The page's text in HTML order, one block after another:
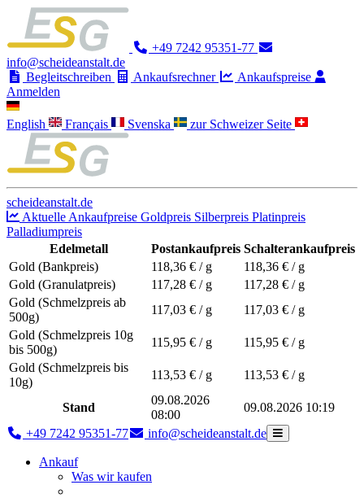
+49 7242 95351-77
info@scheideanstalt.de
Begleitschreiben
Ankaufsrechner
Ankaufspreise
Anmelden
English Français Svenska zur Schweizer Seite
scheideanstalt.de
Aktuelle Ankaufpreise Goldpreis Silberpreis Platinpreis
Palladiumpreis
Edelmetall
Postankaufpreis Schalterankaufpreis
Gold (Bankpreis)
118,36 € / g 118,36 € / g
Gold (Granulatpreis)
117,28 € / g 117,28 € / g
Gold (Schmelzpreis ab
500g)
117,03 € / g 117,03 € / g
Gold (Schmelzpreis 10g
bis 500g)
115,95 € / g 115,95 € / g
Gold (Schmelzpreis bis
10g)
113,53 € / g 113,53 € / g
Stand
09.08.2026
08:00
09.08.2026 10:19
+49 7242 95351-77 info@scheideanstalt.de
Ankauf
Was wir kaufen